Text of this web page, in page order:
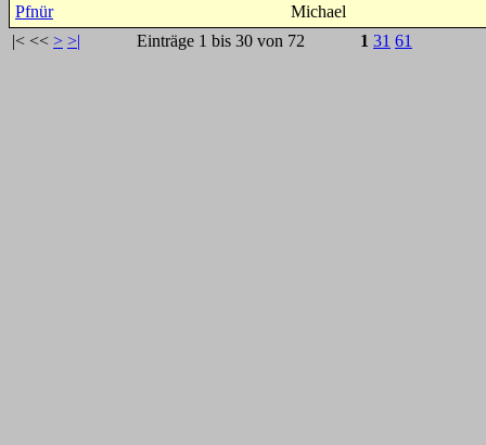
Pfnür
Michael
|< << > >| Einträge 1 bis 30 von 72 1 31 61